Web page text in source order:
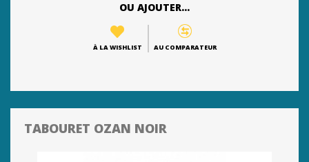
OU AJOUTER...
À LA WISHLIST AU COMPARATEUR
TABOURET OZAN NOIR